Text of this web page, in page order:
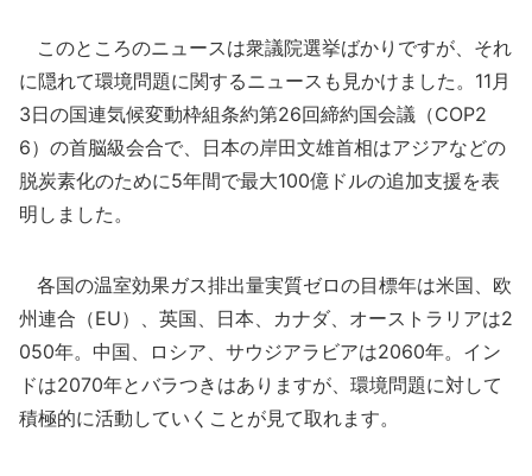
このところのニュースは衆議院選挙ばかりですが、それ
に隠れて環境問題に関するニュースも見かけました。11月
3日の国連気候変動枠組条約第26回締約国会議（COP2
6）の首脳級会合で、日本の岸田文雄首相はアジアなどの
脱炭素化のために5年間で最大100億ドルの追加支援を表
明しました。
各国の温室効果ガス排出量実質ゼロの目標年は米国、欧
州連合（EU）、英国、日本、カナダ、オーストラリアは2
050年。中国、ロシア、サウジアラビアは2060年。イン
ドは2070年とバラつきはありますが、環境問題に対して
積極的に活動していくことが見て取れます。